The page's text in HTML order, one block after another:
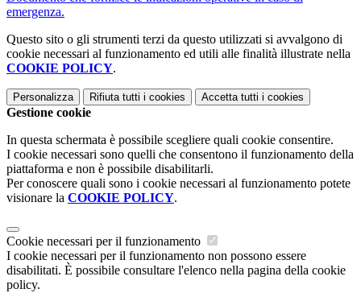
emergenza.
Questo sito o gli strumenti terzi da questo utilizzati si avvalgono di
cookie necessari al funzionamento ed utili alle finalità illustrate nella
COOKIE POLICY.
Personalizza Rifiuta tutti i cookies Accetta tutti i cookies
Gestione cookie
In questa schermata è possibile scegliere quali cookie consentire.
I cookie necessari sono quelli che consentono il funzionamento della
piattaforma e non è possibile disabilitarli.
Per conoscere quali sono i cookie necessari al funzionamento potete
visionare la COOKIE POLICY.
Cookie necessari per il funzionamento
I cookie necessari per il funzionamento non possono essere
disabilitati. È possibile consultare l'elenco nella pagina della cookie
policy.